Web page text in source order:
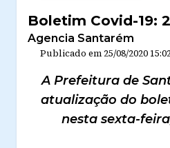
Boletim Covid-19:
Agencia Santarém
Publicado em 25/08/2020
A Prefeitura de
atualização do
nesta sexta-